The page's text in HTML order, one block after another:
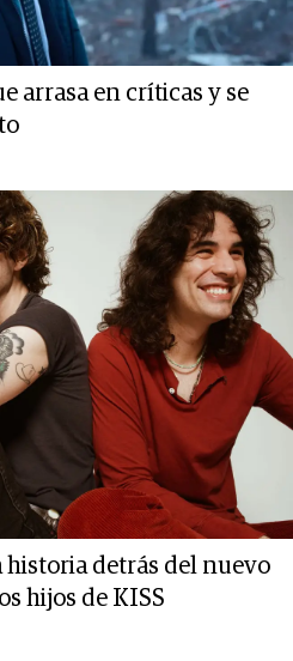
arrasa en críticas y se
historia detrás del nuevo
hijos de KISS